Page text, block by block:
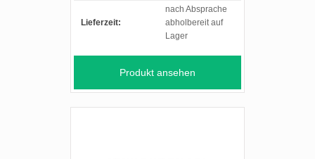
Lieferzeit:
nach Absprache
abholbereit auf
Lager
Produkt ansehen